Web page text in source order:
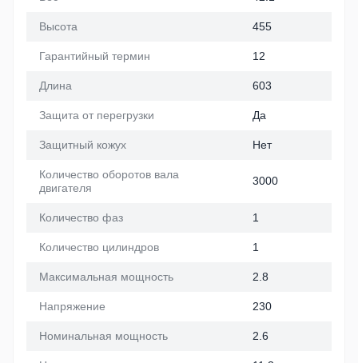
Высота 455
Гарантийный термин 12
Длина 603
Защита от перегрузки Да
Защитный кожух Нет
Количество оборотов вала
двигателя
3000
Количество фаз 1
Количество цилиндров 1
Максимальная мощность 2.8
Напряжение 230
Номинальная мощность 2.6